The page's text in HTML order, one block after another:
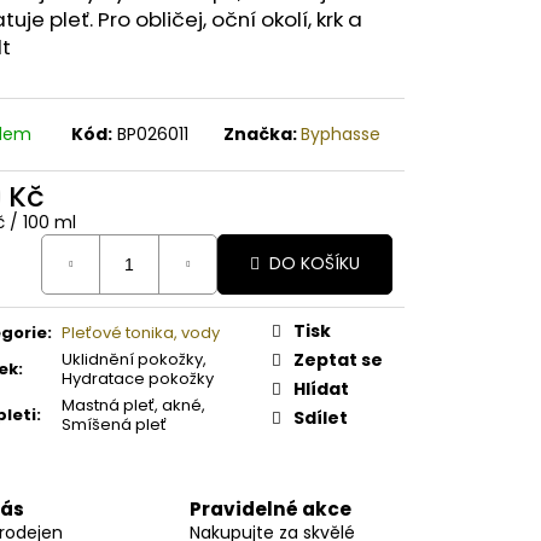
pleť. Pro obličej, oční okolí, krk a
Kód: BP026011 Značka:Byphasse
Kč
/ 100 ml
DO KOŠÍKU
: Pleťové tonika, vody
:
Uklidnění pokožky,
Hydratace pokožky
:
Mastná pleť, akné,
Smíšená pleť
Tisk
Zeptat se
Hlídat
Sdílet
Pravidelné akce
Nakupujte za skvělé
PAPAYA ORGANICKÉ
BAMBUCKÉ MÁSLO